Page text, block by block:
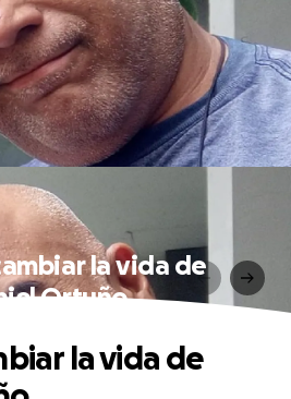
la vida de
Ortuño.
la vida de